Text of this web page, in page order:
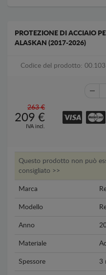
PROTEZIONE DI ACCIAIO
ALASKAN (2017-2026)
Codice del prodotto: 00.103
263 €
209 €
IVA incl.
Questo prodotto non può
consigliato >>
Marca
Modello
Anno
Materiale
Spessore 3